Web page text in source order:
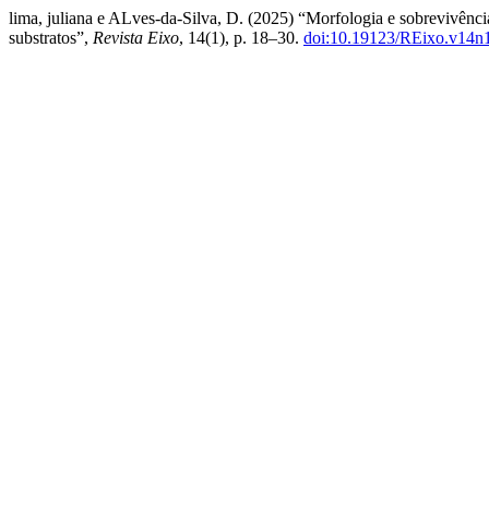
lima, juliana e ALves-da-Silva, D. (2025) “Morfologia e
substratos”, Revista Eixo, 14(1), p. 18–30. doi:10.19123/